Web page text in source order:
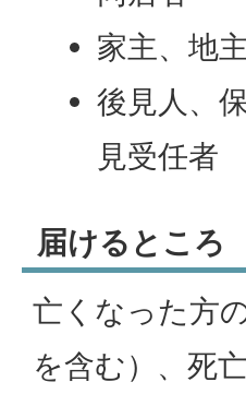
家主、地
後見人、
見受任者
届けるところ
亡くなった方
を含む）、死